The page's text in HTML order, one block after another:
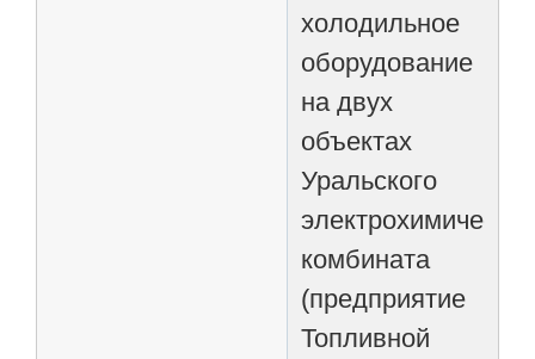
холодильное
оборудование
на двух
объектах
Уральского
комбината
(предприятие
Топливной